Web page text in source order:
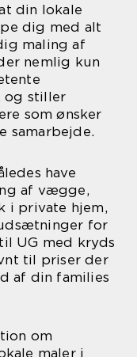
din lokale
dig med alt
maling af
nemlig kun
og stiller
som ønsker
samarbejde.
have
af vægge,
private hjem,
for
UG med kryds
til priser der
af din families
om
maler i